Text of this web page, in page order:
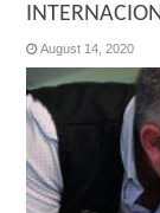
August 14, 2020